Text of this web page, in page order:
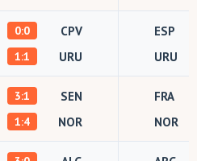
0:0
CPV
1:1 URU
ESP
URU
3:1
SEN
1:4 NOR
FRA
NOR